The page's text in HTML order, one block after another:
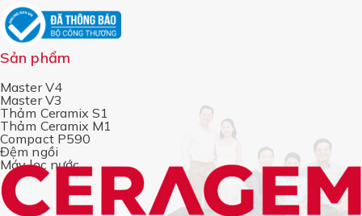
Sản phẩm
Master V4
Master V3
Thảm Ceramix S1
Thảm Ceramix M1
Compact P590
Đệm ngồi
Máy lọc nước